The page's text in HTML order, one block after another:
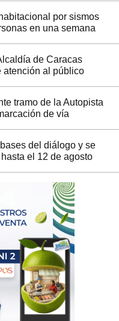
por sismos
en una semana
de Caracas
atención al público
tramo de la Autopista
de vía
del diálogo y se
el 12 de agosto